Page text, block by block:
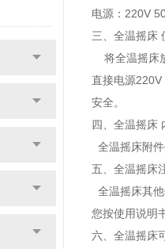
电源：220V
三、全温摇床
将全温摇床
直接电源
安全。
四、全温摇床
全温摇床附
五、全温摇床
全温摇床其
您按使用说明
六、全温摇床